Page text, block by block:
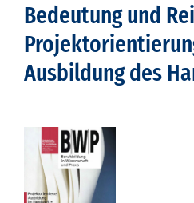
Bedeutung und
Ausbildung des